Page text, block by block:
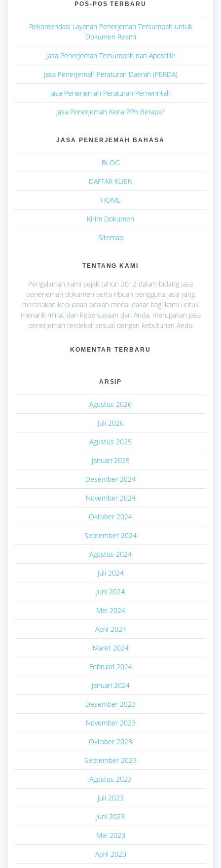
POS-POS TERBARU
Rekomendasi Layanan Penerjemah Tersumpah untuk
Dokumen Resmi
Jasa Penerjemah Tersumpah dan Apostille
Jasa Penerjemah Peraturan Daerah (PERDA)
Jasa Penerjemah Peraturan Pemerintah
Jasa Penerjemah Kena PPh Berapa?
JASA PENERJEMAH BAHASA
BLOG
DAFTAR KLIEN
HOME
Kirim Dokumen
Sitemap
TENTANG KAMI
Pengalaman kami sejak tahun 2012 dalam bidang jasa
penerjemah dokumen serta ribuan pengguna jasa yang
merasakan kepuasan adalah modal dasar bagi kami untuk
menarik minat dan kepercayaan dari Anda, merupakan jasa
penerjemah terdekat sesuai dengan kebutuhan Anda.
KOMENTAR TERBARU
ARSIP
Agustus 2026
Juli 2026
Agustus 2025
Januari 2025
Desember 2024
November 2024
Oktober 2024
September 2024
Agustus 2024
Juli 2024
Juni 2024
Mei 2024
April 2024
Maret 2024
Februari 2024
Januari 2024
Desember 2023
November 2023
Oktober 2023
September 2023
Agustus 2023
Juli 2023
Juni 2023
Mei 2023
April 2023